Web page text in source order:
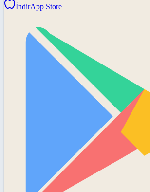
İndirApp Store